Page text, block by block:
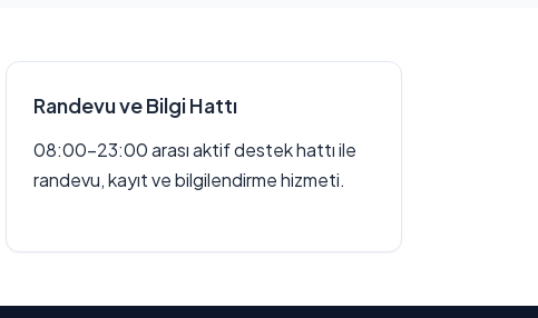
Randevu ve Bilgi Hattı
08:00–23:00 arası aktif destek hattı ile
randevu, kayıt ve bilgilendirme hizmeti.